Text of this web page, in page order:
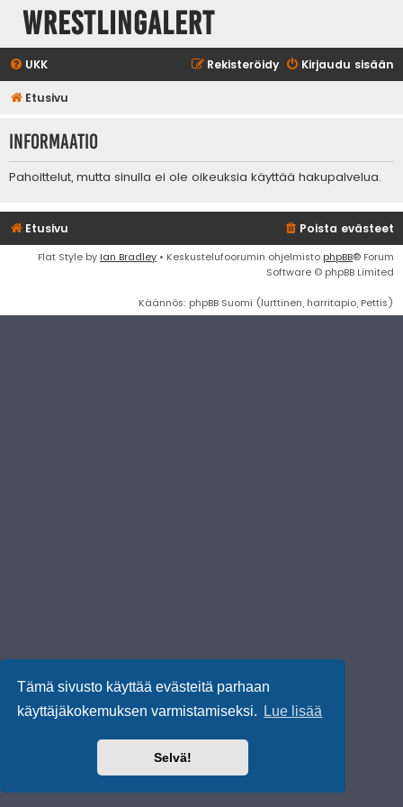
Tämä sivusto käyttää evästeitä parhaan
käyttäjäkokemuksen varmistamiseksi.
Lue lisää
Selvä!
WrestlingAlert
UKK Kirjaudu sisään
Rekisteröidy
Etusivu
Informaatio
Pahoittelut, mutta sinulla ei ole oikeuksia käyttää hakupalvelua.
Etusivu Poista evästeet
Flat Style by Ian Bradley • Keskustelufoorumin ohjelmisto phpBB® Forum
Software © phpBB Limited
Käännös: phpBB Suomi (lurttinen, harritapio, Pettis)